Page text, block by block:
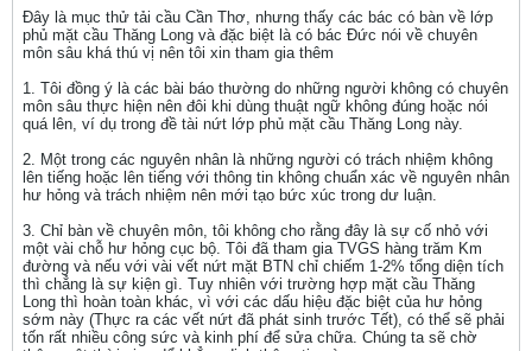
Đây là mục thử tải cầu Cần Thơ, nhưng thấy các bác có bàn về lớp
phủ mặt cầu Thăng Long và đặc biệt là có bác Đức nói về chuyên
môn sâu khá thú vị nên tôi xin tham gia thêm
1. Tôi đồng ý là các bài báo thường do những người không có chuyên
môn sâu thực hiện nên đôi khi dùng thuật ngữ không đúng hoặc nói
quá lên, ví dụ trong đề tài nứt lớp phủ mặt cầu Thăng Long này.
2. Một trong các nguyên nhân là những người có trách nhiệm không
lên tiếng hoặc lên tiếng với thông tin không chuẩn xác về nguyên nhân
hư hỏng và trách nhiệm nên mới tạo bức xúc trong dư luận.
3. Chỉ bàn về chuyên môn, tôi không cho rằng đây là sự cố nhỏ với
một vài chỗ hư hỏng cục bộ. Tôi đã tham gia TVGS hàng trăm Km
đường và nếu với vài vết nứt mặt BTN chỉ chiếm 1-2% tổng diện tích
thì chẳng là sự kiện gì. Tuy nhiên với trường hợp mặt cầu Thăng
Long thì hoàn toàn khác, vì với các dấu hiệu đặc biệt của hư hỏng
sớm này (Thực ra các vết nứt đã phát sinh trước Tết), có thể sẽ phải
tốn rất nhiều công sức và kinh phí để sửa chữa. Chúng ta sẽ chờ